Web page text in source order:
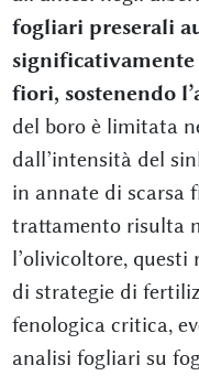
fogliari preserali
fiori, sostenendo
del boro è limitata
dall’intensità del
in annate di scarsa
trattamento risulta
l’olivicoltore,
di strategie di
fenologica critica,
analisi fogliari su